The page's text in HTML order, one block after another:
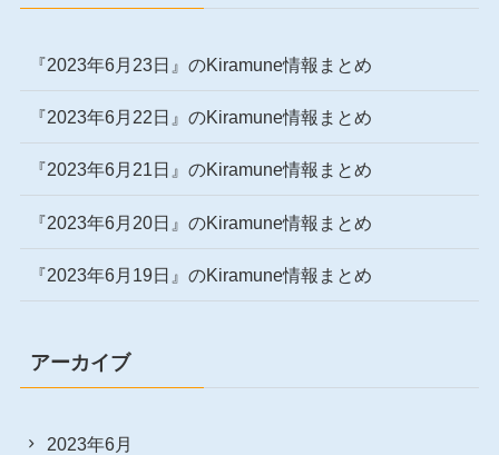
『2023年6月23日』のKiramune情報まとめ
『2023年6月22日』のKiramune情報まとめ
『2023年6月21日』のKiramune情報まとめ
『2023年6月20日』のKiramune情報まとめ
『2023年6月19日』のKiramune情報まとめ
アーカイブ
2023年6月